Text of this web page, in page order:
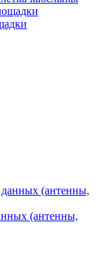
(антенны,